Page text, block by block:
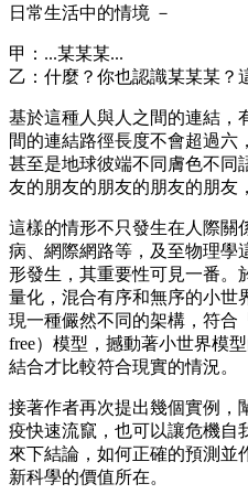
日常生活中的情境 －
甲：...某某某...
乙：什麼？你也認識某某某？
基於這種人與人之間的連結，
間的連結路徑長度不會超過六
甚至是地球彼端不同膚色不同
友的朋友的朋友的朋友的朋友
這樣的情形不只發生在人際關
病、網際網路等，及至物理學
形發生，其重要性可見一番。
量化，混合有序和無序的小世
現一種儼然不同的架構，符合
free）模型，撼動著小世界模
結合才比較符合現實的情況。
接著作者再次提出幾個實例，
疫快速流竄，也可以讓危機自
來下結論，如何正確的預測並
新科學的價值所在。